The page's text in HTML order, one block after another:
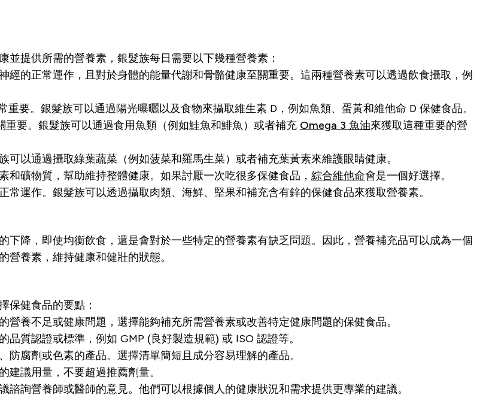
提供所需的營養素，銀髮族每日需要以下幾種營養素：
的正常運作，且對於身體的能量代謝和骨骼健康至關重要。這兩種營養素可以透過飲食攝取，例
要。銀髮族可以通過陽光曝曬以及食物來攝取維生素 D，例如魚類、蛋黃和維他命 D 保健食品。
要。銀髮族可以通過食用魚類（例如鮭魚和鯡魚）或者補充 Omega 3 魚油來獲取這種重要的營
以通過攝取綠葉蔬菜（例如菠菜和羅馬生菜）或者補充葉黃素來維護眼睛健康。
礦物質，幫助維持整體健康。如果討厭一次吃很多保健食品， 綜合維他命會是一個好選擇。
運作。銀髮族可以透過攝取肉類、海鮮、堅果和補充含有鋅的保健食品來獲取營養素。
下降，即使均衡飲食，還是會對於一些特定的營養素有缺乏問題。因此，營養補充品可以成為一個
養素，維持健康和健壯的狀態。
保健食品的要點：
養不足或健康問題，選擇能夠補充所需營養素或改善特定健康問題的保健食品。
質認證或標準，例如 GMP (良好製造規範) 或 ISO 認證等。
腐劑或色素的產品。選擇清單簡短且成分容易理解的產品。
建議用量，不要超過推薦劑量。
詢營養師或醫師的意見。他們可以根據個人的健康狀況和需求提供更專業的建議。